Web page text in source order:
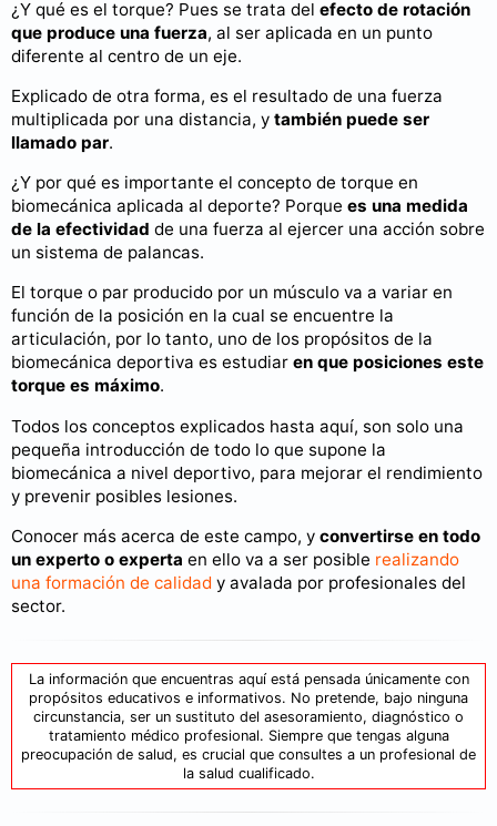
¿Y qué es el torque? Pues se trata del efecto de rotación
que produce una fuerza, al ser aplicada en un punto
diferente al centro de un eje.
Explicado de otra forma, es el resultado de una fuerza
multiplicada por una distancia, y también puede ser
llamado par.
¿Y por qué es importante el concepto de torque en
biomecánica aplicada al deporte? Porque es una medida
de la efectividad de una fuerza al ejercer una acción sobre
un sistema de palancas.
El torque o par producido por un músculo va a variar en
función de la posición en la cual se encuentre la
articulación, por lo tanto, uno de los propósitos de la
biomecánica deportiva es estudiar en que posiciones este
torque es máximo.
Todos los conceptos explicados hasta aquí, son solo una
pequeña introducción de todo lo que supone la
biomecánica a nivel deportivo, para mejorar el rendimiento
y prevenir posibles lesiones.
Conocer más acerca de este campo, y convertirse en todo
un experto o experta en ello va a ser posible realizando
una formación de calidad y avalada por profesionales del
sector.
La información que encuentras aquí está pensada únicamente con
propósitos educativos e informativos. No pretende, bajo ninguna
circunstancia, ser un sustituto del asesoramiento, diagnóstico o
tratamiento médico profesional. Siempre que tengas alguna
preocupación de salud, es crucial que consultes a un profesional de
la salud cualificado.